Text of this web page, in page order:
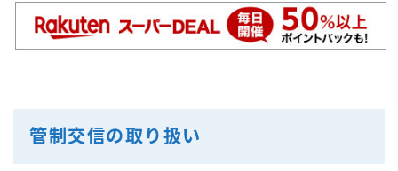
管制交信の取り扱い